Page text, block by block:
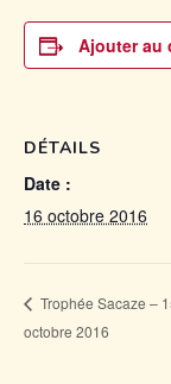
Ajouter au
DÉTAILS
Date :
16 octobre 2016
Trophée Sacaze –
octobre 2016